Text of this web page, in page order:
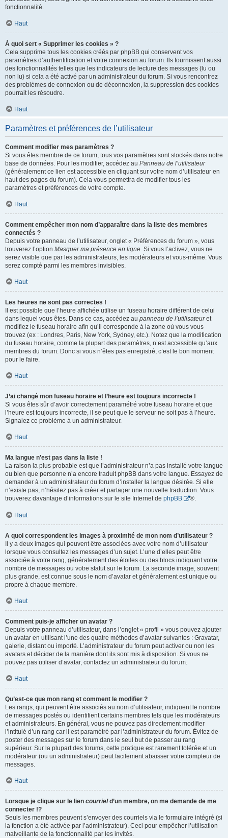
fonctionnalité.
Haut
À quoi sert « Supprimer les cookies » ?
Cela supprime tous les cookies créés par phpBB qui conservent vos
paramètres d’authentification et votre connexion au forum. Ils fournissent aussi
des fonctionnalités telles que les indicateurs de lecture des messages (lu ou
non lu) si cela a été activé par un administrateur du forum. Si vous rencontrez
des problèmes de connexion ou de déconnexion, la suppression des cookies
pourrait les résoudre.
Haut
Paramètres et préférences de l’utilisateur
Comment modifier mes paramètres ?
Si vous êtes membre de ce forum, tous vos paramètres sont stockés dans notre
base de données. Pour les modifier, accédez au Panneau de l’utilisateur
(généralement ce lien est accessible en cliquant sur votre nom d’utilisateur en
haut des pages du forum). Cela vous permettra de modifier tous les
paramètres et préférences de votre compte.
Haut
Comment empêcher mon nom d’apparaître dans la liste des membres
connectés ?
Depuis votre panneau de l’utilisateur, onglet « Préférences du forum », vous
trouverez l’option Masquer ma présence en ligne. Si vous l’activez, vous ne
serez visible que par les administrateurs, les modérateurs et vous-même. Vous
serez compté parmi les membres invisibles.
Haut
Les heures ne sont pas correctes !
Il est possible que l’heure affichée utilise un fuseau horaire différent de celui
dans lequel vous êtes. Dans ce cas, accédez au panneau de l’utilisateuret
modifiez le fuseau horaire afin qu’il corresponde à la zone où vous vous
trouvez (ex : Londres, Paris, New York, Sydney, etc.). Notez que la modification
du fuseau horaire, comme la plupart des paramètres, n’est accessible qu’aux
membres du forum. Donc si vous n’êtes pas enregistré, c’est le bon moment
pour le faire.
Haut
J’ai changé mon fuseau horaire et l’heure est toujours incorrecte !
Si vous êtes sûr d’avoir correctement paramétré votre fuseau horaire et que
l’heure est toujours incorrecte, il se peut que le serveur ne soit pas à l’heure.
Signalez ce problème à un administrateur.
Haut
Ma langue n’est pas dans la liste !
La raison la plus probable est que l’administrateur n’a pas installé votre langue
ou bien que personne n’a encore traduit phpBB dans votre langue. Essayez de
demander à un administrateur du forum d’installer la langue désirée. Si elle
n’existe pas, n’hésitez pas à créer et partager une nouvelle traduction. Vous
trouverez davantage d’informations sur le site Internet de phpBB ®.
Haut
A quoi correspondent les images à proximité de mon nom d’utilisateur ?
Il y a deux images qui peuvent être associées avec votre nom d’utilisateur
lorsque vous consultez les messages d’un sujet. L’une d’elles peut être
associée à votre rang, généralement des étoiles ou des blocs indiquant votre
nombre de messages ou votre statut sur le forum. La seconde image, souvent
plus grande, est connue sous le nom d’avatar et généralement est unique ou
propre à chaque membre.
Haut
Comment puis-je afficher un avatar ?
Depuis votre panneau d’utilisateur, dans l’onglet « profil » vous pouvez ajouter
un avatar en utilisant l’une des quatre méthodes d’avatar suivantes : Gravatar,
galerie, distant ou importé. L’administrateur du forum peut activer ou non les
avatars et décider de la manière dont ils sont mis à disposition. Si vous ne
pouvez pas utiliser d’avatar, contactez un administrateur du forum.
Haut
Qu’est-ce que mon rang et comment le modifier ?
Les rangs, qui peuvent être associés au nom d’utilisateur, indiquent le nombre
de messages postés ou identifient certains membres tels que les modérateurs
et administrateurs. En général, vous ne pouvez pas directement modifier
l’intitulé d’un rang car il est paramétré par l’administrateur du forum. Évitez de
poster des messages sur le forum dans le seul but de passer au rang
supérieur. Sur la plupart des forums, cette pratique est rarement tolérée et un
modérateur (ou un administrateur) peut facilement abaisser votre compteur de
messages.
Haut
Lorsque je clique sur le lien courrield’un membre, on me demande de me
connecter !?
Seuls les membres peuvent s’envoyer des courriels via le formulaire intégré (si
la fonction a été activée par l’administrateur). Ceci pour empêcher l’utilisation
malveillante de la fonctionnalité par les invités.